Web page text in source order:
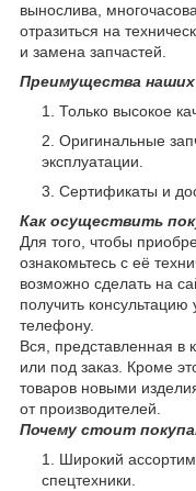
вынослива,
отразиться на
и замена запчастей.
Преимущества
Только высокое
Оригинальные
эксплуатации.
Сертификаты и
Как осуществить
Для того, чтобы
ознакомьтесь с её
возможно сделать на
получить
телефону.
Вся, представленная в
или под заказ. Кроме
товаров новыми
от производителей.
Почему стоит
Широкий
спецтехники.